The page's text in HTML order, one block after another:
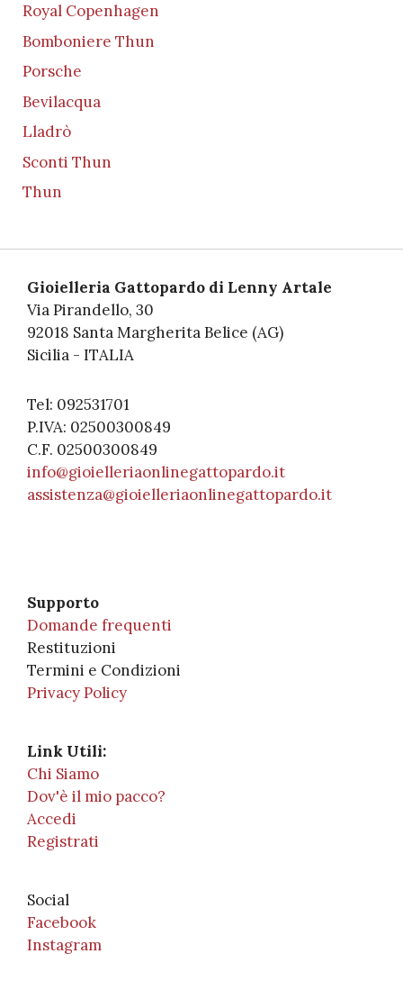
Royal Copenhagen
Bomboniere Thun
Porsche
Bevilacqua
Lladrò
Sconti Thun
Thun
Gioielleria Gattopardo di Lenny Artale
Via Pirandello, 30
92018 Santa Margherita Belice (AG)
Sicilia - ITALIA
Tel: 092531701
P.IVA: 02500300849
C.F. 02500300849
info@gioielleriaonlinegattopardo.it
assistenza@gioielleriaonlinegattopardo.it
Supporto
Domande frequenti
Restituzioni
Termini e Condizioni
Privacy Policy
Link Utili:
Chi Siamo
Dov'è il mio pacco?
Accedi
Registrati
Social
Facebook
Instagram